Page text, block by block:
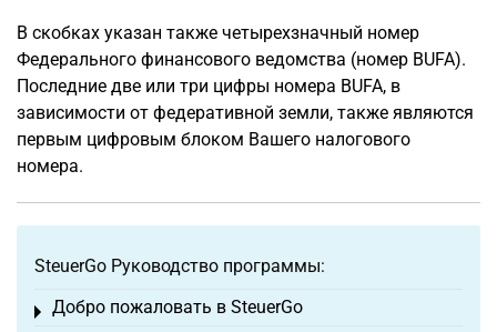
В скобках указан также четырехзначный номер
Федерального финансового ведомства (номер BUFA).
Последние две или три цифры номера BUFA, в
зависимости от федеративной земли, также являются
первым цифровым блоком Вашего налогового
номера.
SteuerGo Руководство программы:
Добро пожаловать в SteuerGo
Toggle menu